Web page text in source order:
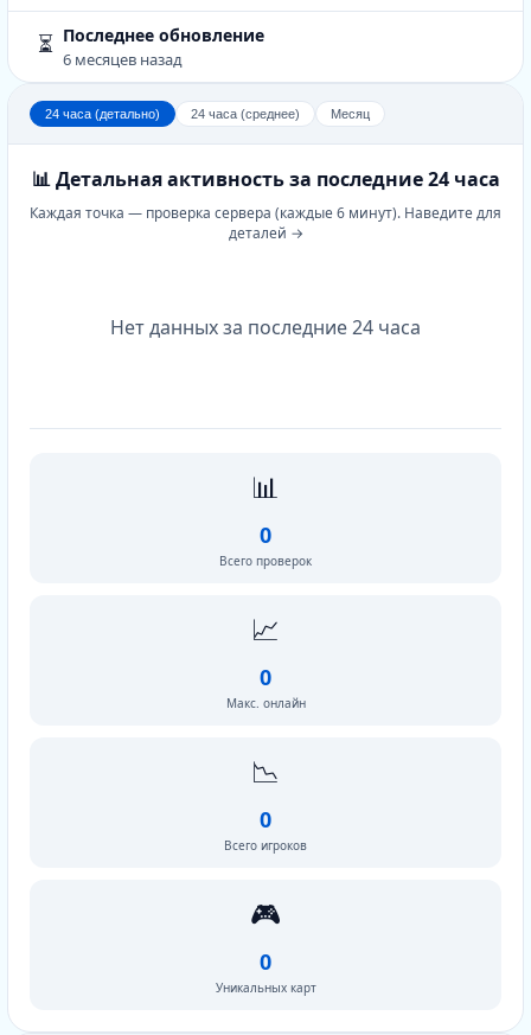
⏳ Последнее обновление
6 месяцев назад
24 часа (детально) 24 часа (среднее) Месяц
📊 Детальная активность за последние 24 часа
Каждая точка — проверка сервера (каждые 6 минут). Наведите для
деталей →
Нет данных за последние 24 часа
📊
0
Всего проверок
📈
0
Макс. онлайн
📉
0
Всего игроков
🎮
0
Уникальных карт